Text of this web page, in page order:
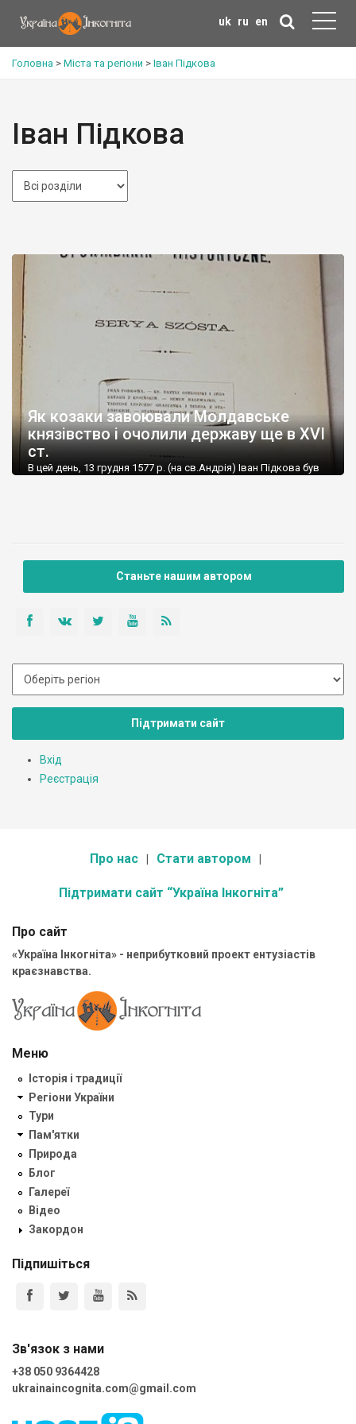
uk ru en
Головна > Міста та регіони > Іван Підкова
Іван Підкова
Як козаки завоювали Молдавське
князівство і очолили державу ще в XVI
ст.
В цей день, 13 грудня 1577 р. (на св.Андрія) Іван Підкова був
руслі усталених традицій, але без публічних страт і політичних
переслідувань, які до нього […]
Станьте нашим автором
Підтримати сайт
Вхід
Реєстрація
Про нас Стати автором
Підтримати сайт “Україна Інкогніта”
Про сайт
«Україна Інкогніта» - неприбутковий проект ентузіастів
краєзнавства.
Меню
Історія і традиції
Регіони України
Тури
Пам'ятки
Природа
Блог
Галереї
Відео
Закордон
Підпишіться
Зв'язок з нами
+38 050 9364428
ukrainaincognita.com@gmail.com